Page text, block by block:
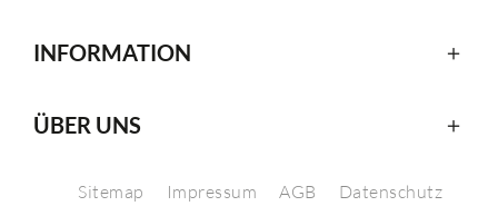
INFORMATION
ÜBER UNS
Sitemap Impressum AGB Datenschutz